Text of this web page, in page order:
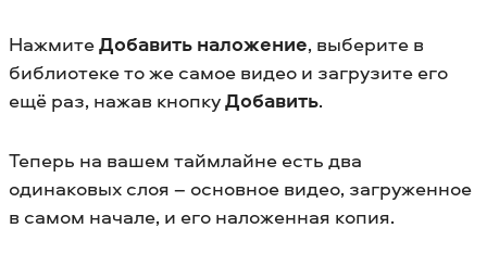
НажмитеДобавить наложение, выберите в
библиотеке то же самое видео и загрузите его
ещё раз, нажав кнопкуДобавить.
Теперь на вашем таймлайне есть два
одинаковых слоя – основное видео, загруженное
в самом начале, и его наложенная копия.